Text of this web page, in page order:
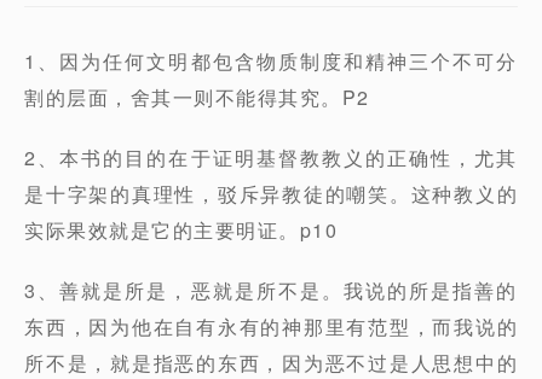
1、因为任何文明都包含物质制度和精神三个不可分
割的层面，舍其一则不能得其究。P2
2、本书的⽬的在于证明基督教教义的正确性，尤其
是⼗字架的真理性，驳斥异教徒的嘲笑。这种教义的
实际果效就是它的主要明证。p10
3、善就是所是，恶就是所不是。我说的所是指善的
东西，因为他在自有永有的神那里有范型，而我说的
所不是，就是指恶的东西，因为恶不过是人思想中的